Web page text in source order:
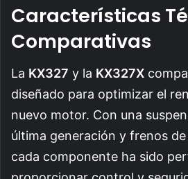
Características
Comparativas
La KX327 y la KX327X
diseñado para optimizar el
nuevo motor. Con una
última generación y frenos
cada componente ha sido